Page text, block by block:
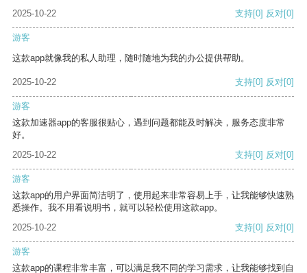
2025-10-22
支持[0] 反对[0]
游客
这款app就像我的私人助理，随时随地为我的办公提供帮助。
2025-10-22 支持[0] 反对[0]
游客
这款加速器app的客服很贴心，遇到问题都能及时解决，服务态度非常
好。
2025-10-22
支持[0] 反对[0]
游客
这款app的用户界面简洁明了，使用起来非常容易上手，让我能够快速熟
悉操作。我不用看说明书，就可以轻松使用这款app。
2025-10-22
支持[0] 反对[0]
游客
这款app的课程非常丰富，可以满足我不同的学习需求，让我能够找到自